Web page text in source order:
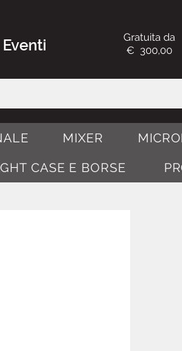
Eventi
Gratuita da
€ 300,00
MIXER
CASE E BORSE